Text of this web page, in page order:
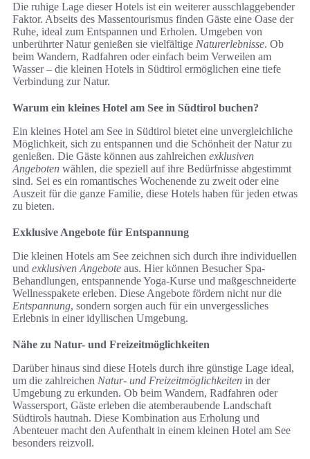
Die ruhige Lage dieser Hotels ist ein weiterer ausschlaggebender
Faktor. Abseits des Massentourismus finden Gäste eine Oase der
Ruhe, ideal zum Entspannen und Erholen. Umgeben von
unberührter Natur genießen sie vielfältige Naturerlebnisse. Ob
beim Wandern, Radfahren oder einfach beim Verweilen am
Wasser – die kleinen Hotels in Südtirol ermöglichen eine tiefe
Verbindung zur Natur.
Warum ein kleines Hotel am See in Südtirol buchen?
Ein kleines Hotel am See in Südtirol bietet eine unvergleichliche
Möglichkeit, sich zu entspannen und die Schönheit der Natur zu
genießen. Die Gäste können aus zahlreichen exklusiven
Angeboten wählen, die speziell auf ihre Bedürfnisse abgestimmt
sind. Sei es ein romantisches Wochenende zu zweit oder eine
Auszeit für die ganze Familie, diese Hotels haben für jeden etwas
zu bieten.
Exklusive Angebote für Entspannung
Die kleinen Hotels am See zeichnen sich durch ihre individuellen
und exklusiven Angebote aus. Hier können Besucher Spa-
Behandlungen, entspannende Yoga-Kurse und maßgeschneiderte
Wellnesspakete erleben. Diese Angebote fördern nicht nur die
Entspannung, sondern sorgen auch für ein unvergessliches
Erlebnis in einer idyllischen Umgebung.
Nähe zu Natur- und Freizeitmöglichkeiten
Darüber hinaus sind diese Hotels durch ihre günstige Lage ideal,
um die zahlreichen Natur- und Freizeitmöglichkeiten in der
Umgebung zu erkunden. Ob beim Wandern, Radfahren oder
Wassersport, Gäste erleben die atemberaubende Landschaft
Südtirols hautnah. Diese Kombination aus Erholung und
Abenteuer macht den Aufenthalt in einem kleinen Hotel am See
besonders reizvoll.